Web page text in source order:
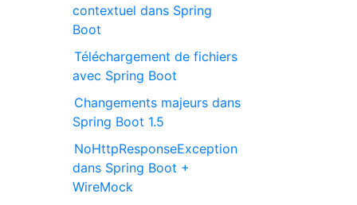
contextuel dans Spring
Boot
Téléchargement de fichiers
avec Spring Boot
Changements majeurs dans
Spring Boot 1.5
NoHttpResponseException
dans Spring Boot +
WireMock